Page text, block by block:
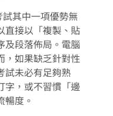
其中一項優勢無
直接以「複製、貼
及段落佈局。電腦
，如果缺乏針對性
試未必有足夠熟
字，或不習慣「邊
度。